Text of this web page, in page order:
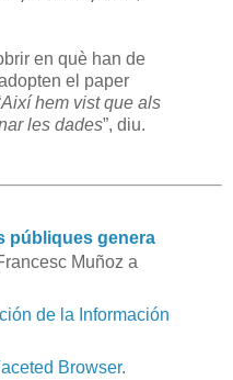
en què han de
el paper
Així hem vist que als
les dades”, diu.
públiques genera
Muñoz a
de la Información
Browser.